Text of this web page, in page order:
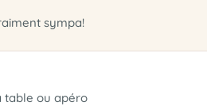
sympa!
table ou apéro